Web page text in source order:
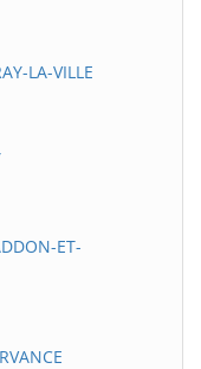
LA-VILLE
ET-